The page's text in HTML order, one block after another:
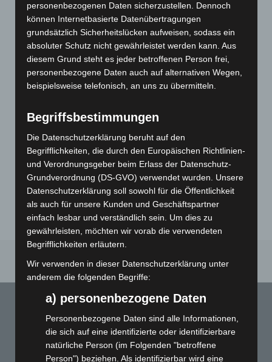
Jupp Briefbogen
Schreibblock DinA4
exkl. MwSt.
Papiermusterbuch
€10,00
exkl. 19 % MwSt.
KONTAKT
personenbezogenen Daten sicherzustellen. Dennoch
können Internetbasierte Datenübertragungen
grundsätzlich Sicherheitslücken aufweisen, sodass ein
absoluter Schutz nicht gewährleistet werden kann. Aus
diesem Grund steht es jeder betroffenen Person frei,
personenbezogene Daten auch auf alternativen Wegen,
beispielsweise telefonisch, an uns zu übermitteln.
Begriffsbestimmungen
Die Datenschutzerklärung beruht auf den
Begrifflichkeiten, die durch den Europäischen Richtlinien-
und Verordnungsgeber beim Erlass der Datenschutz-
Grundverordnung (DS-GVO) verwendet wurden. Unsere
Datenschutzerklärung soll sowohl für die Öffentlichkeit
als auch für unsere Kunden und Geschäftspartner
einfach lesbar und verständlich sein. Um dies zu
gewährleisten, möchten wir vorab die verwendeten
Begrifflichkeiten erläutern.
Wir verwenden in dieser Datenschutzerklärung unter
anderem die folgenden Begriffe:
a) personenbezogene Daten
Personenbezogene Daten sind alle Informationen,
die sich auf eine identifizierte oder identifizierbare
natürliche Person (im Folgenden "betroffene
Person") beziehen. Als identifizierbar wird eine